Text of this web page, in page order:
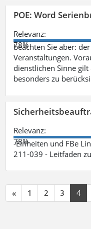
POE: Word
Relevanz:
78%
beachten Sie aber:
Veranstaltungen.
dienstlichen Sinne
besonders zu
Relevanz:
78%
-Einheiten und FBe
211-039 - Leitfaden
« 1 2 3 4